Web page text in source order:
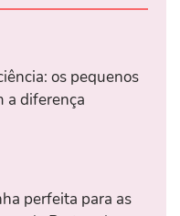
os pequenos
a diferença
perfeita para as